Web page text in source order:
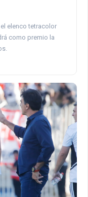
elenco tetracolor
como premio la